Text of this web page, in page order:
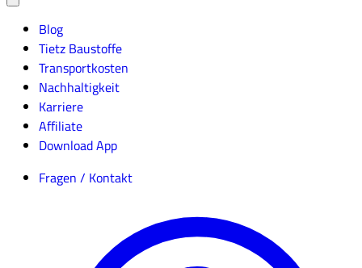
Blog
Tietz Baustoffe
Transportkosten
Nachhaltigkeit
Karriere
Affiliate
Download App
Fragen / Kontakt